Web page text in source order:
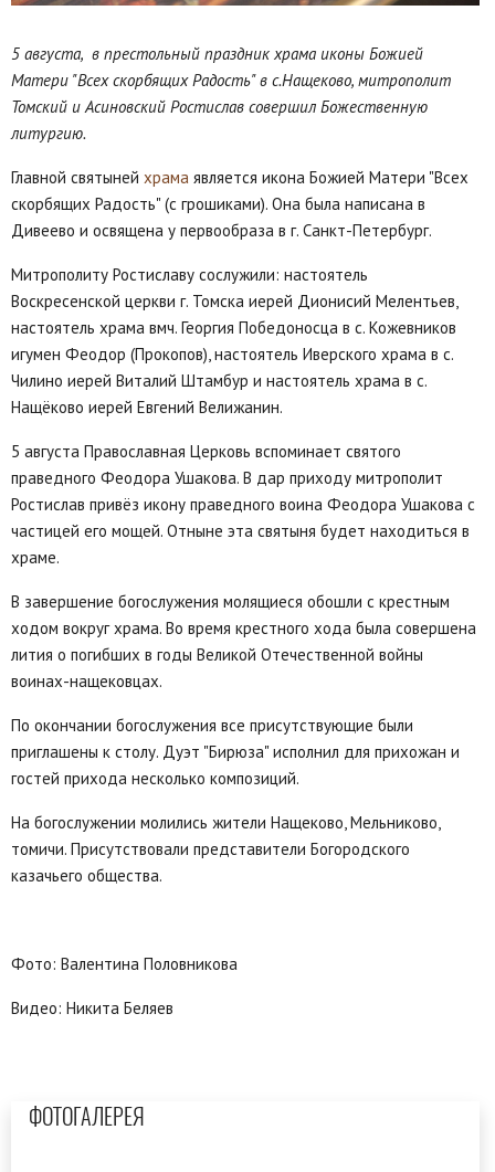
5 августа, в престольный праздник храма иконы Божией
Матери "Всех скорбящих Радость" в с.Нащеково, митрополит
Томский и Асиновский Ростислав совершил Божественную
литургию.
Главной святыней храма является икона Божией Матери "Всех
скорбящих Радость" (с грошиками). Она была написана в
Дивеево и освящена у первообраза в г. Санкт-Петербург.
Митрополиту Ростиславу сослужили: настоятель
Воскресенской церкви г. Томска иерей Дионисий Мелентьев,
настоятель храма вмч. Георгия Победоносца в с. Кожевников
игумен Феодор (Прокопов), настоятель Иверского храма в с.
Чилино иерей Виталий Штамбур и настоятель храма в с.
Нащёково иерей Евгений Велижанин.
5 августа Православная Церковь вспоминает святого
праведного Феодора Ушакова. В дар приходу митрополит
Ростислав привёз икону праведного воина Феодора Ушакова с
частицей его мощей. Отныне эта святыня будет находиться в
храме.
В завершение богослужения молящиеся обошли с крестным
ходом вокруг храма. Во время крестного хода была совершена
лития о погибших в годы Великой Отечественной войны
воинах-нащековцах.
По окончании богослужения все присутствующие были
приглашены к столу. Дуэт "Бирюза" исполнил для прихожан и
гостей прихода несколько композиций.
На богослужении молились жители Нащеково, Мельниково,
томичи. Присутствовали представители Богородского
казачьего общества.
Фото: Валентина Половникова
Видео: Никита Беляев
ФОТОГАЛЕРЕЯ